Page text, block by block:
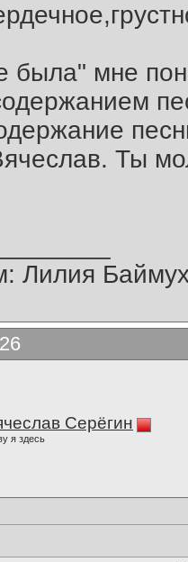
была" мне
Ты
Лилия
Серёгин
я здесь